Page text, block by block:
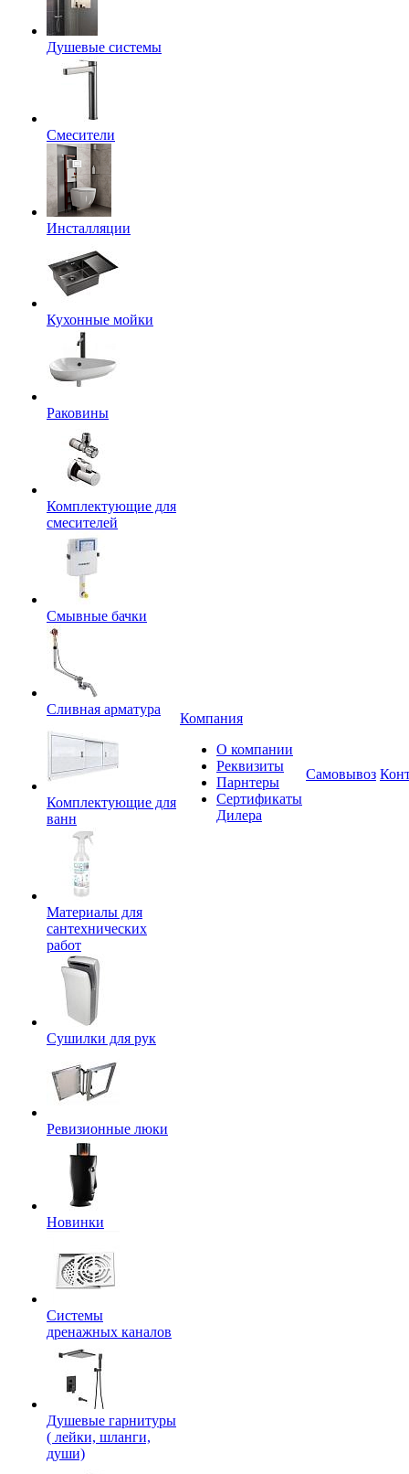
Душевые системы
Смесители
Инсталляции
Кухонные мойки
Раковины
Комплектующие для
смесителей
Смывные бачки
Сливная арматура
Комплектующие для
ванн
Материалы для
сантехнических
работ
Сушилки для рук
Ревизионные люки
Новинки
Системы
дренажных каналов
Душевые гарнитуры
( лейки, шланги,
души)
Компания
О компании
Реквизиты
Парнтеры
Сертификаты
Дилера
Самовывоз